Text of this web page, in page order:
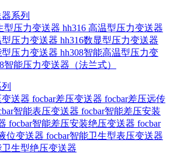
系列
型压力变送器 hh316 高温型压力变送器
型压力变送器 hh316数显型压力变送器
型压力变送器 hh308智能高温型压力变
智能压力变送器（法兰式）
变送器 focbar差压变送器 focbar差压远传
智能表压变送器 focbar智能差压安装
focbar智能差压安装绝压变送器 focbar
位变送器 focbar智能卫生型表压变送器
卫生型绝压变送器